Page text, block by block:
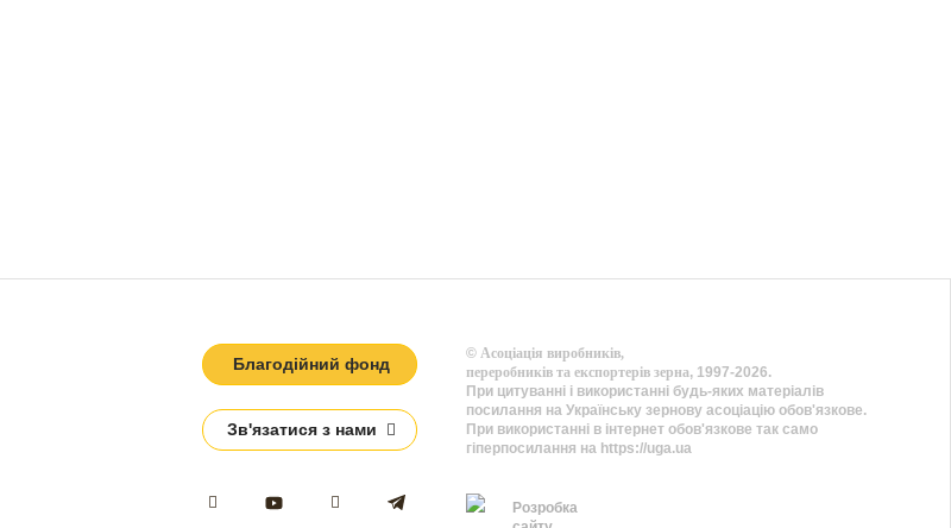
Благодійний фонд
Зв'язатися з нами
© Асоціація виробників,
переробників та експортерів зерна, 1997-2026.
При цитуванні і використанні будь-яких матеріалів
посилання на Українську зернову асоціацію обов'язкове.
При використанні в інтернет обов'язкове так само
гіперпосилання на https://uga.ua
Розробка